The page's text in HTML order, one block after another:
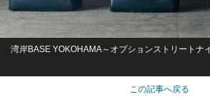
湾岸BASE YOKOHAMA～オプションストリートナ
この記事へ戻る